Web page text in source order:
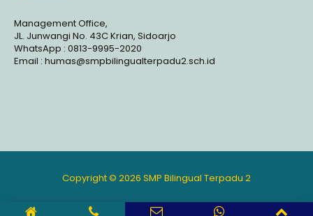
Management Office,
JL. Junwangi No. 43C Krian, Sidoarjo
WhatsApp : 0813-9995-2020
Email : humas@smpbilingualterpadu2.sch.id
Copyright © 2026 SMP Bilingual Terpadu 2